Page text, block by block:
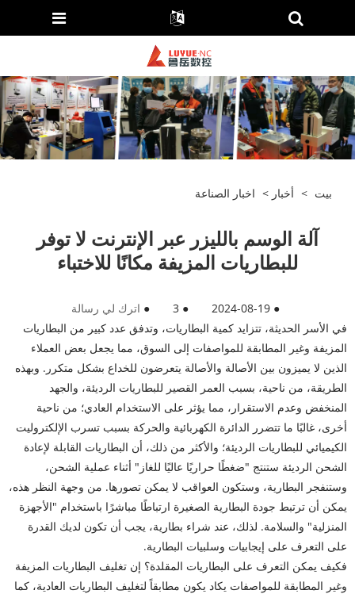
بيت > أخبار > اخبار الصناعة
آلة الوسم بالليزر عبر الإنترنت لا توفر
للبطاريات المزيفة مكانًا للاختباء
●
2024-08-19
●
3
● اترك لي رسالة
في الأسر الحديثة، تتزايد كمية البطاريات، وتدفق عدد كبير من البطاريات
المزيفة وغير المطابقة للمواصفات إلى السوق، مما يجعل بعض العملاء
الذين لا يميزون بين الأصالة والأصالة يتعرضون للخداع بشكل متكرر. وبهذه
الطريقة، من ناحية، بسبب العمر القصير للبطاريات الرديئة، والجهد
المنخفض وعدم الاستقرار، مما يؤثر على الاستخدام العادي؛ من ناحية
أخرى، غالبًا ما تتضرر الدائرة الكهربائية والحركة بسبب تسرب الإلكتروليت
الكيميائي للبطاريات الرديئة؛ والأكثر من ذلك، أن البطاريات القابلة لإعادة
الشحن الرديئة ستنتج "ضغطًا حراريًا عاليًا للغاز" أثناء عملية الشحن،
وستنفجر البطارية، وستكون العواقب لا يمكن تصورها. من وجهة النظر هذه،
يمكن أن ترتبط جودة البطارية الصغيرة ارتباطًا مباشرًا باستخدام "الأجهزة
المنزلية" والسلامة. لذلك، عند شراء بطارية، يجب أن تكون لديك القدرة
على التعرف على إيجابيات وسلبيات البطارية.
فكيف يمكن التعرف على البطاريات المقلدة؟ إن تغليف البطاريات المزيفة
وغير المطابقة للمواصفات يكاد يكون مطابقاً لتغليف البطاريات العادية، كما